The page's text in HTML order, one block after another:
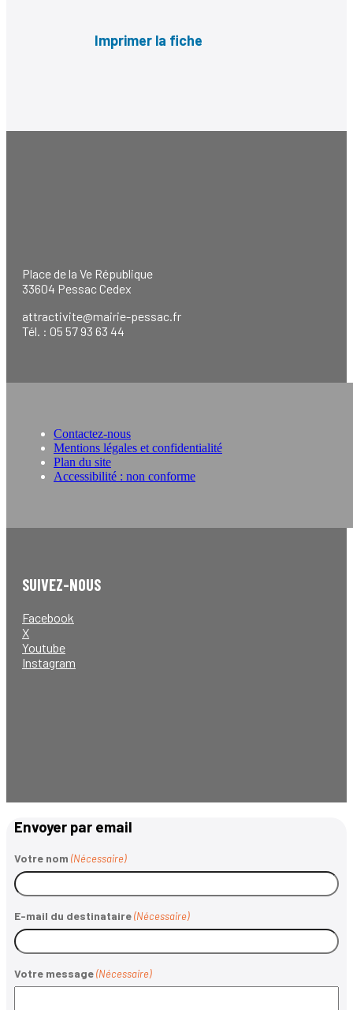
Imprimer la fiche
Place de la Ve République
33604 Pessac Cedex
attractivite@mairie-pessac.fr
Tél. : 05 57 93 63 44
Contactez-nous
Mentions légales et confidentialité
Plan du site
Accessibilité : non conforme
SUIVEZ-NOUS
Facebook
X
Youtube
Instagram
Envoyer par email
Votre nom (Nécessaire)
E-mail du destinataire (Nécessaire)
Votre message (Nécessaire)